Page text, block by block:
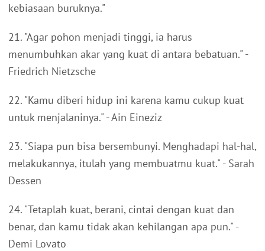
kebiasaan buruknya."
21. "Agar pohon menjadi tinggi, ia harus
menumbuhkan akar yang kuat di antara bebatuan." -
Friedrich Nietzsche
22. "Kamu diberi hidup ini karena kamu cukup kuat
untuk menjalaninya." - Ain Eineziz
23. "Siapa pun bisa bersembunyi. Menghadapi hal-hal,
melakukannya, itulah yang membuatmu kuat." - Sarah
Dessen
24. "Tetaplah kuat, berani, cintai dengan kuat dan
benar, dan kamu tidak akan kehilangan apa pun." -
Demi Lovato